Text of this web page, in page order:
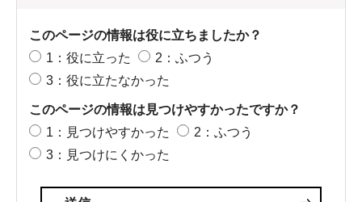
このページの情報は役に立ちましたか？
1：役に立った
2：ふつう
3：役に立たなかった
このページの情報は見つけやすかったですか？
1：見つけやすかった
2：ふつう
3：見つけにくかった